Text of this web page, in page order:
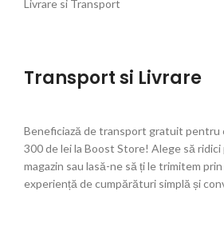
Livrare si Transport
Transport si Livrare
Beneficiază de transport gratuit pentru
300 de lei la Boost Store! Alege să
magazin sau lasă-ne să ți le trimitem
experiență de cumpărături simplă și